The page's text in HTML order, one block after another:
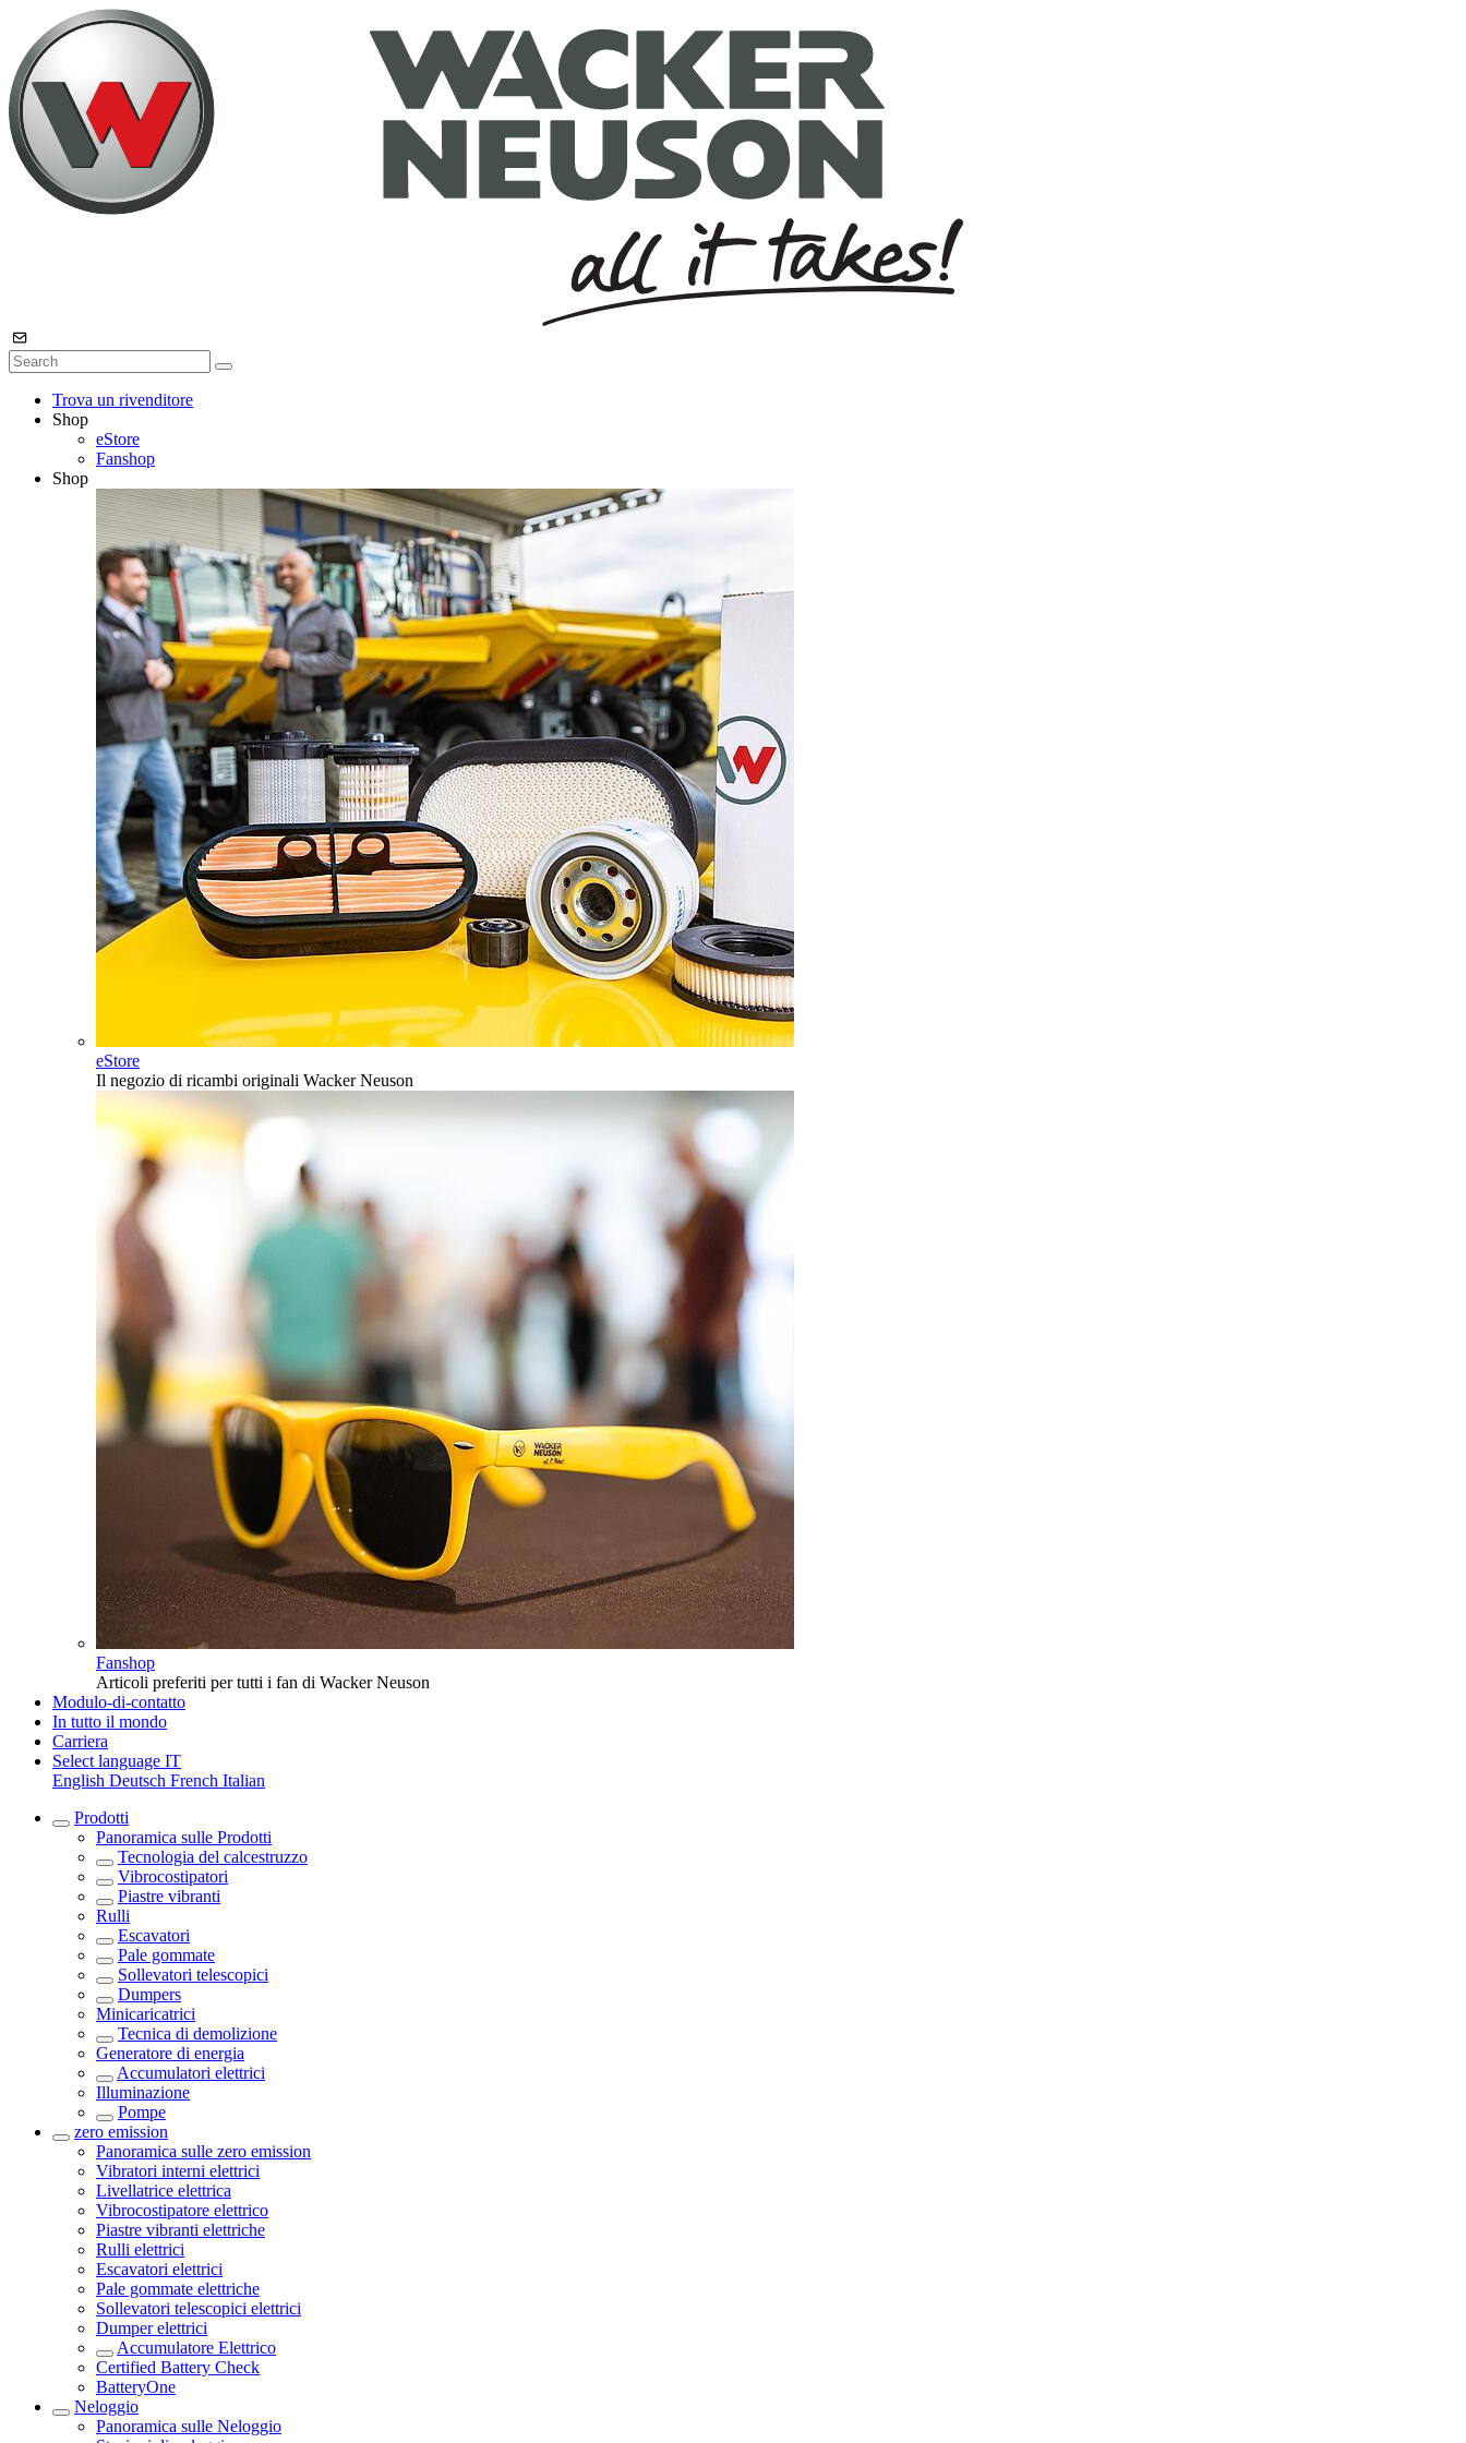
Trova un rivenditore
Shop
eStore
Fanshop
Shop
eStore
Il negozio di ricambi originali Wacker Neuson
Fanshop
Articoli preferiti per tutti i fan di Wacker Neuson
Modulo-di-contatto
In tutto il mondo
Carriera
Select language IT
English Deutsch French Italian
Prodotti
Panoramica sulle Prodotti
Tecnologia del calcestruzzo
Vibrocostipatori
Piastre vibranti
Rulli
Escavatori
Pale gommate
Sollevatori telescopici
Dumpers
Minicaricatrici
Tecnica di demolizione
Generatore di energia
Accumulatori elettrici
Illuminazione
Pompe
zero emission
Panoramica sulle zero emission
Vibratori interni elettrici
Livellatrice elettrica
Vibrocostipatore elettrico
Piastre vibranti elettriche
Rulli elettrici
Escavatori elettrici
Pale gommate elettriche
Sollevatori telescopici elettrici
Dumper elettrici
Accumulatore Elettrico
Certified Battery Check
BatteryOne
Neloggio
Panoramica sulle Neloggio